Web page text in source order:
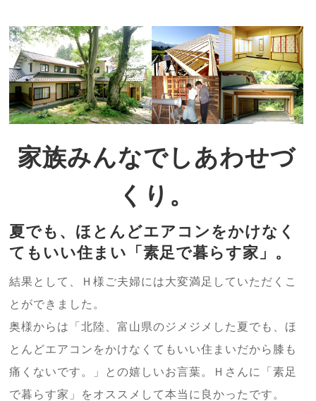
家族みんなでしあわせづ
くり。
夏でも、ほとんどエアコンをかけなく
てもいい住まい「素足で暮らす家」。
結果として、Ｈ様ご夫婦には大変満足していただくこ
とができました。
奥様からは「北陸、富山県のジメジメした夏でも、ほ
とんどエアコンをかけなくてもいい住まいだから膝も
痛くないです。」との嬉しいお言葉。Ｈさんに「素足
で暮らす家」をオススメして本当に良かったです。